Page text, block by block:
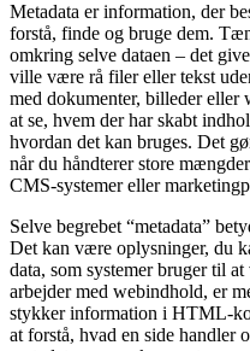
Metadata er information, der
forstå, finde og bruge dem.
omkring selve dataen – det
ville være rå filer eller tekst
med dokumenter, billeder eller
at se, hvem der har skabt
hvordan det kan bruges. Det
når du håndterer store
CMS-systemer eller
Selve begrebet “metadata”
Det kan være oplysninger, du
data, som systemer bruger til
arbejder med webindhold, er
stykker information i HTML-
at forstå, hvad en side handler